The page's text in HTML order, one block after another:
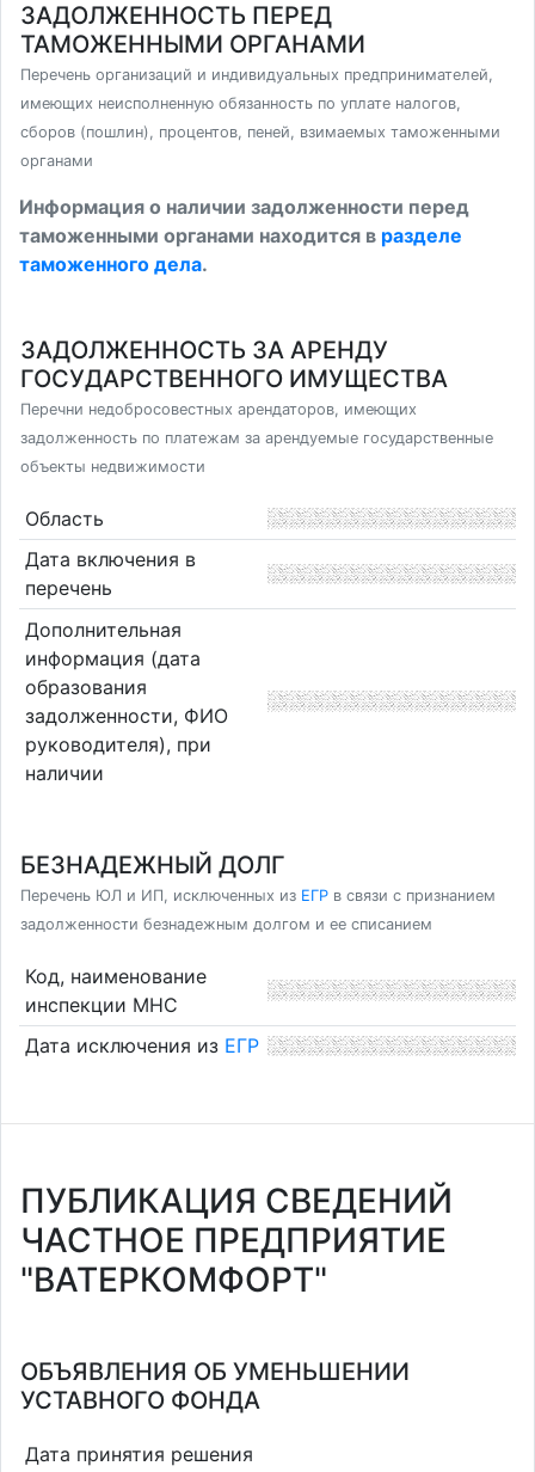
ЗАДОЛЖЕННОСТЬ ПЕРЕД
ТАМОЖЕННЫМИ ОРГАНАМИ
Перечень организаций и индивидуальных предпринимателей,
имеющих неисполненную обязанность по уплате налогов,
сборов (пошлин), процентов, пеней, взимаемых таможенными
органами
Информация о наличии задолженности перед
таможенными органами находится в разделе
таможенного дела.
ЗАДОЛЖЕННОСТЬ ЗА АРЕНДУ
ГОСУДАРСТВЕННОГО ИМУЩЕСТВА
Перечни недобросовестных арендаторов, имеющих
задолженность по платежам за арендуемые государственные
объекты недвижимости
Область
Дата включения в
перечень
Дополнительная
информация (дата
образования
задолженности, ФИО
руководителя), при
наличии
БЕЗНАДЕЖНЫЙ ДОЛГ
Перечень ЮЛ и ИП, исключенных из ЕГР в связи с признанием
задолженности безнадежным долгом и ее списанием
Код, наименование
инспекции МНС
Дата исключения из ЕГР
ПУБЛИКАЦИЯ СВЕДЕНИЙ
ЧАСТНОЕ ПРЕДПРИЯТИЕ
"ВАТЕРКОМФОРТ"
ОБЪЯВЛЕНИЯ ОБ УМЕНЬШЕНИИ
УСТАВНОГО ФОНДА
Дата принятия решения